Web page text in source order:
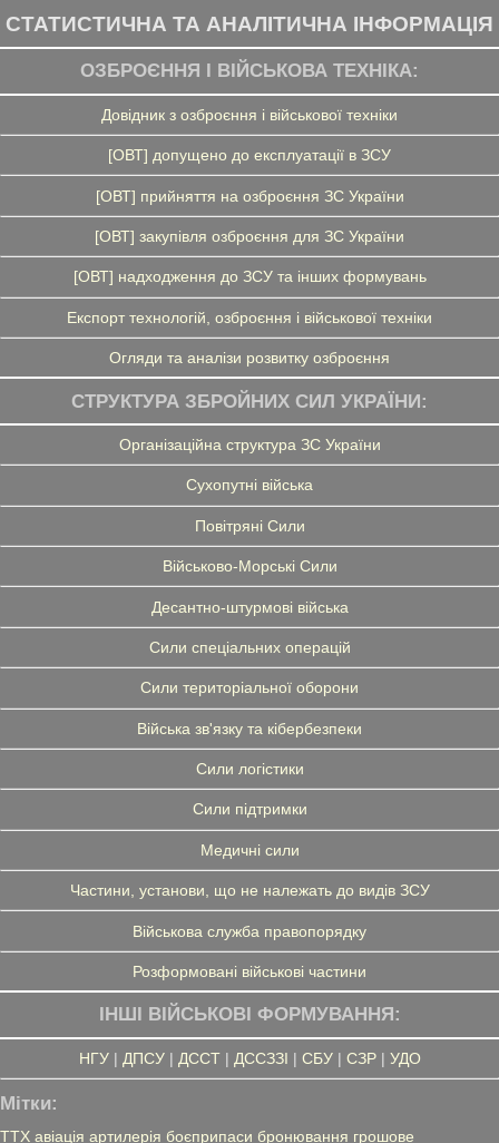
СТАТИСТИЧНА ТА АНАЛІТИЧНА ІНФОРМАЦІЯ
ОЗБРОЄННЯ І ВІЙСЬКОВА ТЕХНІКА:
Довідник з озброєння і військової техніки
[ОВТ] допущено до експлуатації в ЗСУ
[ОВТ] прийняття на озброєння ЗС України
[ОВТ] закупівля озброєння для ЗС України
[ОВТ] надходження до ЗСУ та інших формувань
Експорт технологій, озброєння і військової техніки
Огляди та аналізи розвитку озброєння
СТРУКТУРА ЗБРОЙНИХ СИЛ УКРАЇНИ:
Організаційна структура ЗС України
Сухопутні війська
Повітряні Сили
Військово-Морські Сили
Десантно-штурмові війська
Сили спеціальних операцій
Сили територіальної оборони
Війська зв'язку та кібербезпеки
Сили логістики
Сили підтримки
Медичні сили
Частини, установи, що не належать до видів ЗСУ
Військова служба правопорядку
Розформовані військові частини
ІНШІ ВІЙСЬКОВІ ФОРМУВАННЯ:
НГУ| ДПСУ| ДССТ| ДССЗЗІ | СБУ| СЗР| УДО
Мітки:
ТТХ авіація артилерія боєприпаси бронювання грошове